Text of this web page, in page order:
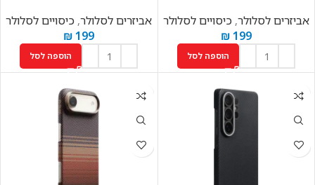
אביזרים לסלולר,כיסויים לסלולר
₪199
הוספה לסל
אביזרים לסלולר, כיסויים לסלולר
₪199
הוספה לסל